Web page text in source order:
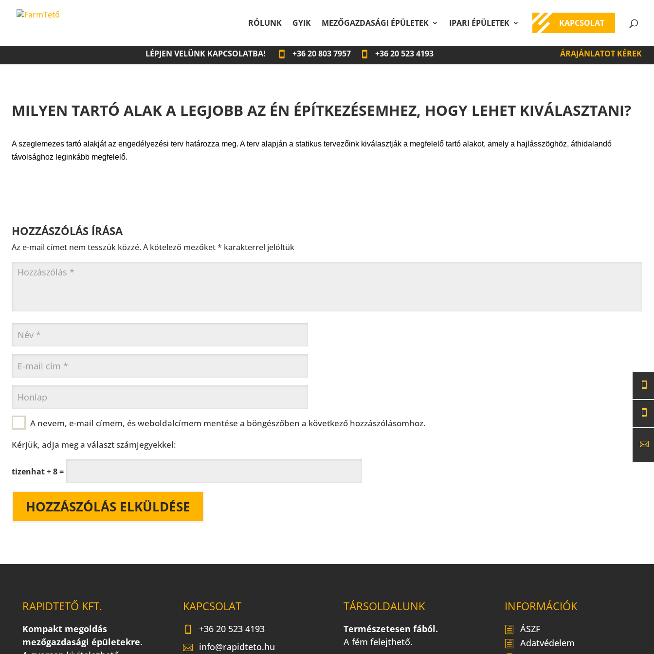
RÓLUNK GYIK MEZŐGAZDASÁGI ÉPÜLETEK IPARI ÉPÜLETEK KAPCSOLAT
LÉPJEN VELÜNK KAPCSOLATBA! +3620 803 7957 +3620 523 4193 ÁRAJÁNLATOT KÉREK
MILYEN TARTÓ ALAK A LEGJOBB AZ ÉN ÉPÍTKEZÉSEMHEZ, HOGY LEHET KIVÁLASZTANI?
A szeglemezes tartó alakját az engedélyezési terv határozza meg. A terv alapján a statikus tervezőink kiválasztják a megfelelő tartó alakot, amely a hajlásszöghöz, áthidalandó
távolsághoz leginkább megfelelő.
HOZZÁSZÓLÁS ÍRÁSA
Az e-mail címet nem tesszük közzé. A kötelező mezőket* karakterrel jelöltük
A nevem, e-mail címem, és weboldalcímem mentése a böngészőben a következő hozzászólásomhoz.
Kérjük, adja meg a választ számjegyekkel:
tizenhat + 8 =
RAPIDTETŐ KFT.
Kompakt megoldás
mezőgazdasági épületekre.
KAPCSOLAT
+36 20 523 4193
info@rapidteto.hu
TÁRSOLDALUNK
Természetesen fából.
A fém felejthető.
INFORMÁCIÓK
ÁSZF
Adatvédelem